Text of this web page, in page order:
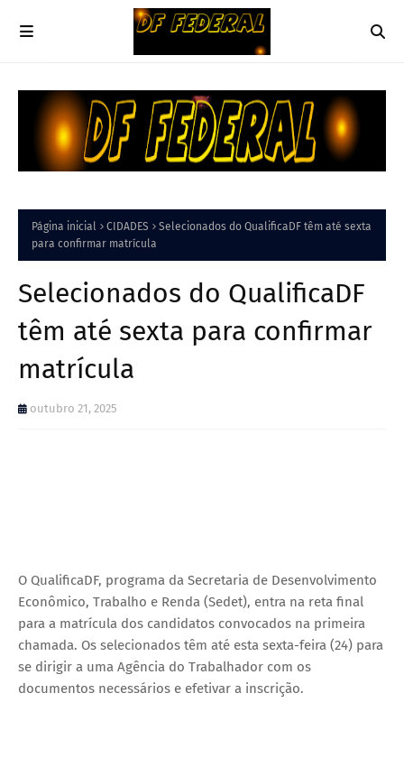
Página inicial CIDADES
Selecionados do QualificaDF têm até sexta
para confirmar matrícula
Selecionados do QualificaDF
têm até sexta para confirmar
matrícula
outubro 21, 2025
O QualificaDF, programa da Secretaria de Desenvolvimento
Econômico, Trabalho e Renda (Sedet), entra na reta final
para a matrícula dos candidatos convocados na primeira
chamada. Os selecionados têm até esta sexta-feira (24) para
se dirigir a uma Agência do Trabalhador com os
documentos necessários e efetivar a inscrição.